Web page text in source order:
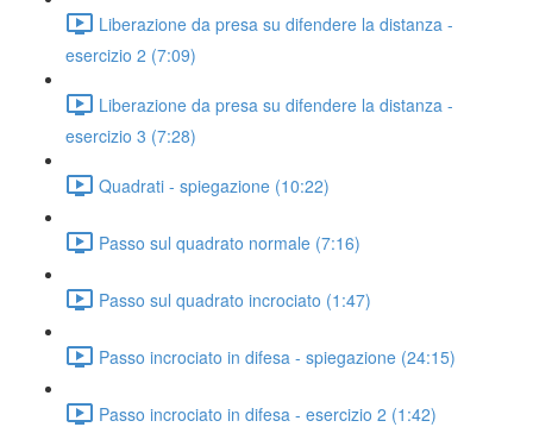
Liberazione da presa su difendere la distanza -
esercizio 2 (7:09)
Liberazione da presa su difendere la distanza -
esercizio 3 (7:28)
Quadrati - spiegazione (10:22)
Passo sul quadrato normale (7:16)
Passo sul quadrato incrociato (1:47)
Passo incrociato in difesa - spiegazione (24:15)
Passo incrociato in difesa - esercizio 2 (1:42)